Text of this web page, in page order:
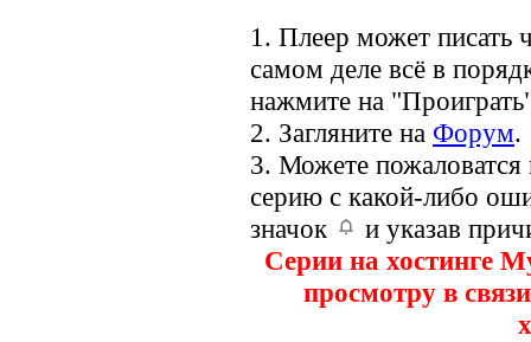
1. Плеер может писать
самом деле всё в
нажмите на
2. Загляните на Форум.
3. Можете
серию с какой-либо
значок
и указав
Серии на хостинге
просмотру в